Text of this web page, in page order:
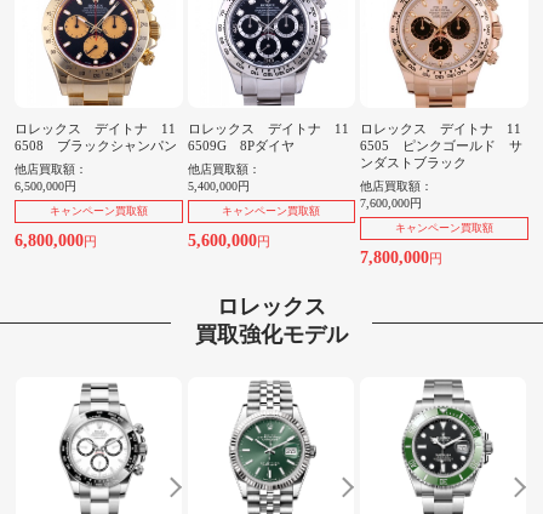
ロレックス デイトナ 11
6508 ブラックシャンパン
他店買取額：
6,500,000円
キャンペーン買取額
6,800,000円
ロレックス デイトナ 11
6509G 8Pダイヤ
他店買取額：
5,400,000円
キャンペーン買取額
5,600,000円
ロレックス デイトナ 11
6505 ピンクゴールド サ
ンダストブラック
他店買取額：
7,600,000円
キャンペーン買取額
7,800,000円
ロレックス
買取強化モデル